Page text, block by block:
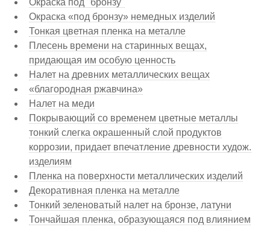
Окраска «под бронзу» немедных изделий
Тонкая цветная пленка на металле
Плесень времени на старинных вещах,
придающая им особую ценность
Налет на древних металлических вещах
«благородная ржавчина»
Налет на меди
Покрывающий со временем цветные металлы
тонкий слегка окрашенный слой продуктов
коррозии, придает впечатление древности худож.
изделиям
Пленка на поверхности металлических изделий
Декоративная пленка на металле
Тонкий зеленоватый налет на бронзе, латуни
Тончайшая пленка, образующаяся под влиянием